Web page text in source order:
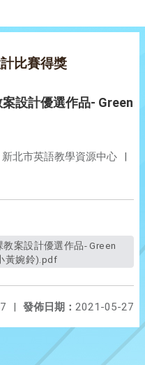
比賽得獎
設計優選作品- Green
新北市英語教學資源中心 |
黃婉鈴).pdf
發佈日期： 2021-05-27
|